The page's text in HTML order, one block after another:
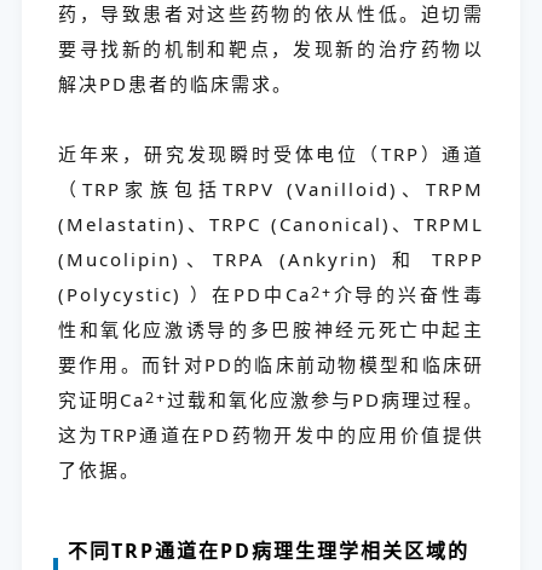
药，导致患者对这些药物的依从性低。迫切需
要寻找新的机制和靶点，发现新的治疗药物以
解决PD患者的临床需求。
近年来，研究发现瞬时受体电位（TRP）通道
（TRP家族包括TRPV (Vanilloid)、TRPM
(Melastatin)、TRPC (Canonical)、TRPML
(Mucolipin)、TRPA (Ankyrin) 和 TRPP
(Polycystic) ）在PD中Ca2+介导的兴奋性毒
性和氧化应激诱导的多巴胺神经元死亡中起主
要作用。而针对PD的临床前动物模型和临床研
究证明Ca2+过载和氧化应激参与PD病理过程。
这为TRP通道在PD药物开发中的应用价值提供
了依据。
不同TRP通道在PD病理生理学相关区域的